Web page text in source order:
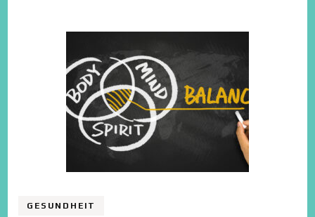
GESUNDHEIT